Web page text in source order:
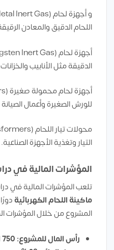
اللحام الدقيق والمعادن
الدقيقة مثل الأنابيب
للورش الصغيرة وأعمال الصيانة
التيار وتغذية الأجهزة الصناعية.
المؤشرات المالية في
تلعب المؤشرات المالية في
ماكينة اللحام الكهربائية
المشروع من خلال المؤشرات
رأس المال للمشروع: 750 الف دولار